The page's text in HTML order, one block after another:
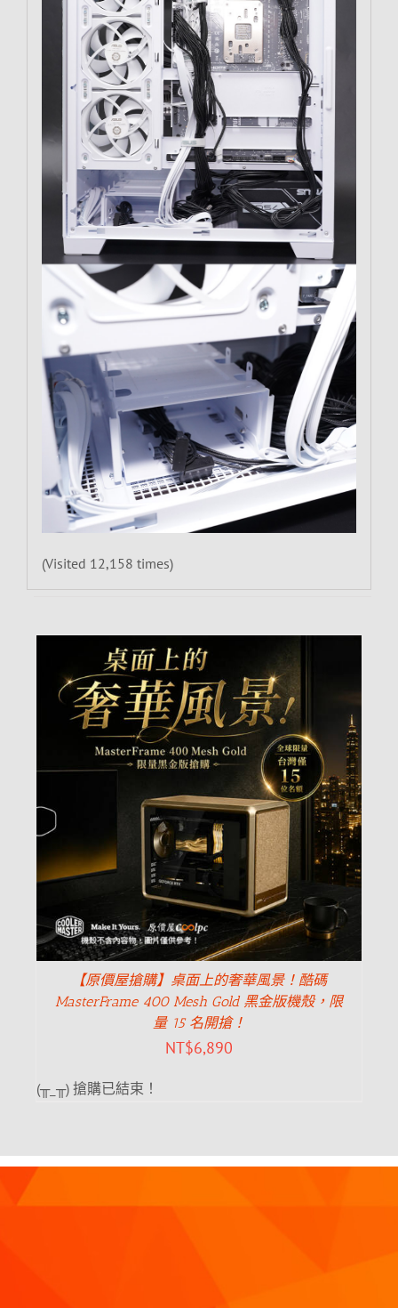
(Visited 12,158 times)
【原價屋搶購】桌面上的奢華風景！酷碼
MasterFrame 400 Mesh Gold 黑金版機殼，限
量 15 名開搶！
NT$6,890
(╥_╥) 搶購已結束！